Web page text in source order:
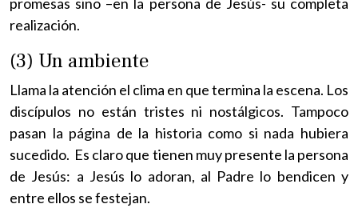
realización.
(3) Un ambiente
Llama la atención el clima en que termina la escena. Los
discípulos no están tristes ni nostálgicos. Tampoco
pasan la página de la historia como si nada hubiera
sucedido. Es claro que tienen muy presente la persona
de Jesús: a Jesús lo adoran, al Padre lo bendicen y
entre ellos se festejan.